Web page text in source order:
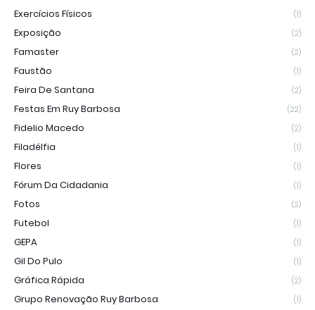
Exercícios Físicos (1)
Exposição (2)
Famaster (2)
Faustão (1)
Feira De Santana (2)
Festas Em Ruy Barbosa (22)
Fidelio Macedo (2)
Filadélfia (1)
Flores (1)
Fórum Da Cidadania (1)
Fotos (2)
Futebol (1)
GEPA (1)
Gil Do Pulo (1)
Gráfica Rápida (2)
Grupo Renovação Ruy Barbosa (1)